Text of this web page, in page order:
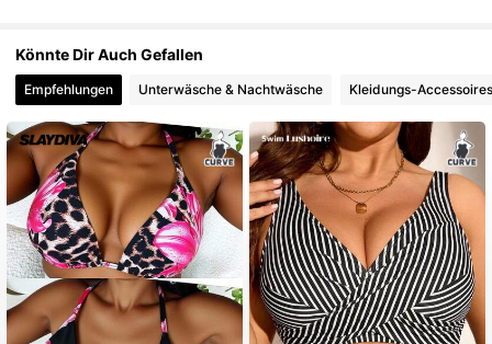
4,81 545K Follower
4,81 545K Follower
4,81 545K Follower
4,81 545K Follower
Könnte Dir Auch Gefallen
Empfehlungen Unterwäsche & Nachtwäsche Kleidungs-Accessoires